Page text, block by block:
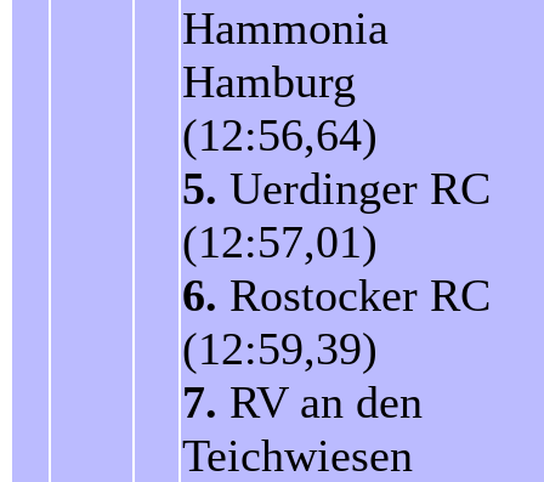
Hammonia
Hamburg
(12:56,64)
5. Uerdinger RC
(12:57,01)
6. Rostocker RC
(12:59,39)
7. RV an den
Teichwiesen